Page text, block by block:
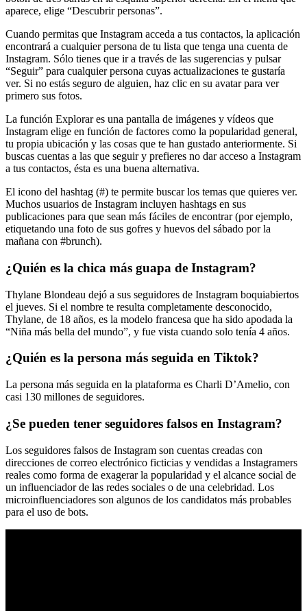
aparece, elige “Descubrir personas”.
Cuando permitas que Instagram acceda a tus contactos, la aplicación
encontrará a cualquier persona de tu lista que tenga una cuenta de
Instagram. Sólo tienes que ir a través de las sugerencias y pulsar
“Seguir” para cualquier persona cuyas actualizaciones te gustaría
ver. Si no estás seguro de alguien, haz clic en su avatar para ver
primero sus fotos.
La función Explorar es una pantalla de imágenes y vídeos que
Instagram elige en función de factores como la popularidad general,
tu propia ubicación y las cosas que te han gustado anteriormente. Si
buscas cuentas a las que seguir y prefieres no dar acceso a Instagram
a tus contactos, ésta es una buena alternativa.
El icono del hashtag (#) te permite buscar los temas que quieres ver.
Muchos usuarios de Instagram incluyen hashtags en sus
publicaciones para que sean más fáciles de encontrar (por ejemplo,
etiquetando una foto de sus gofres y huevos del sábado por la
mañana con #brunch).
¿Quién es la chica más guapa de Instagram?
Thylane Blondeau dejó a sus seguidores de Instagram boquiabiertos
el jueves. Si el nombre te resulta completamente desconocido,
Thylane, de 18 años, es la modelo francesa que ha sido apodada la
“Niña más bella del mundo”, y fue vista cuando solo tenía 4 años.
¿Quién es la persona más seguida en Tiktok?
La persona más seguida en la plataforma es Charli D’Amelio, con
casi 130 millones de seguidores.
¿Se pueden tener seguidores falsos en Instagram?
Los seguidores falsos de Instagram son cuentas creadas con
direcciones de correo electrónico ficticias y vendidas a Instagramers
reales como forma de exagerar la popularidad y el alcance social de
un influenciador de las redes sociales o de una celebridad. Los
microinfluenciadores son algunos de los candidatos más probables
para el uso de bots.